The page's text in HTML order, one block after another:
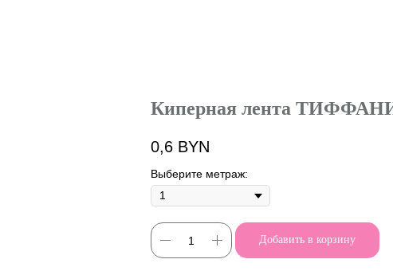
Киперная лента
0,6 BYN
Выберите метраж:
Добавить в корзину